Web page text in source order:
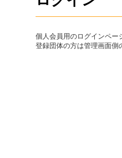
個人会員用のログインペー
登録団体の方は管理画面側